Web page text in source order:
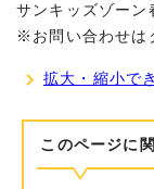
サンキッズゾー
※お問い合わせは
拡大・縮小で
このページに